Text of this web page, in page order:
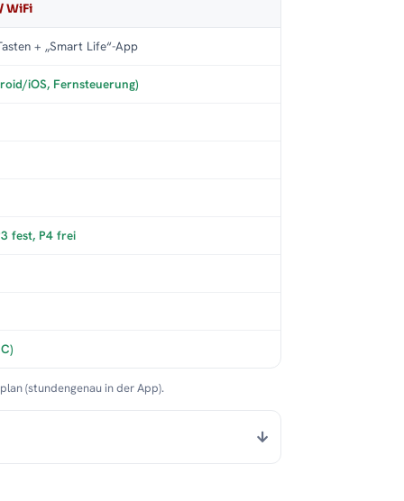
WiFi
+ „Smart Life“-App
iOS, Fernsteuerung)
fest, P4 frei
(stundengenau in der App).